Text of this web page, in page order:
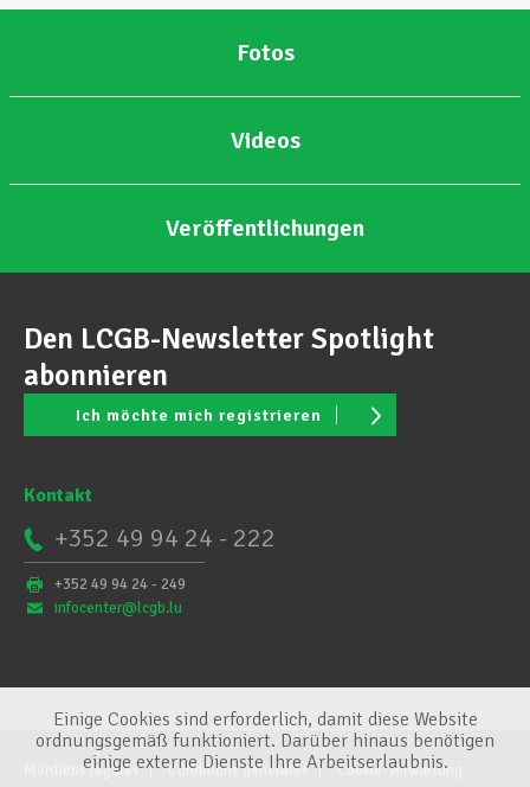
Fotos
Videos
Veröffentlichungen
Den LCGB-Newsletter Spotlight
abonnieren
Ich möchte mich registrieren
Kontakt
+352 49 94 24 - 222
+352 49 94 24 - 249
infocenter@lcgb.lu
Mentions légales Conditions générales Cookie-Verwaltung
Einige Cookies sind erforderlich, damit diese Website
ordnungsgemäß funktioniert. Darüber hinaus benötigen
einige externe Dienste Ihre Arbeitserlaubnis.